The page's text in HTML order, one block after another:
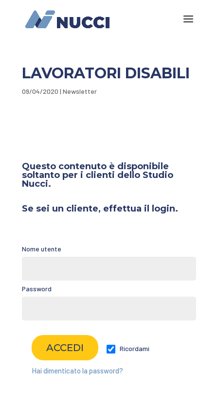
LAVORATORI DISABILI
09/04/2020 | Newsletter
Questo contenuto è disponibile
soltanto per i clienti dello Studio
Nucci.
Se sei un cliente, effettua il login.
Nome utente
Password
Ricordami
Hai dimenticato la password?